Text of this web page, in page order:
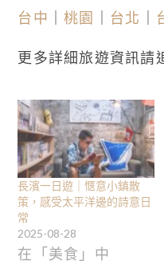
台中 ｜桃園 台北
更多詳細旅遊資訊請
長濱一日遊｜愜意小鎮散
策，感受太平洋邊的詩意日
常
2025-08-28
在「美食」中